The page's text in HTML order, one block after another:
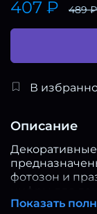
407 ₽ 489 ₽
В
Описание
фотозон и
цифры для
создания дат,
Показать